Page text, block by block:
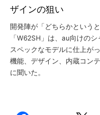
ザインの狙い
開発陣が「どちらかという
「W62SH」は、au向けの
スペックなモデルに仕上が
機能、デザイン、内蔵コン
に聞いた。